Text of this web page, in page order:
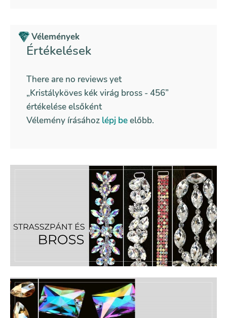
Vélemények
Értékelések
There are no reviews yet
„Kristályköves kék virág bross - 456”
értékelése elsőként
Vélemény írásához lépj beelőbb.